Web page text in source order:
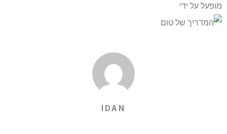
מופעל על ידי
IDAN